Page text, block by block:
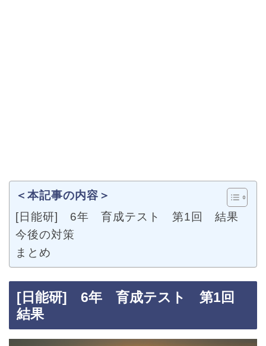
＜本記事の内容＞
[日能研] 6年 育成テスト 第1回 結果
今後の対策
まとめ
[日能研] 6年 育成テスト 第1回
結果